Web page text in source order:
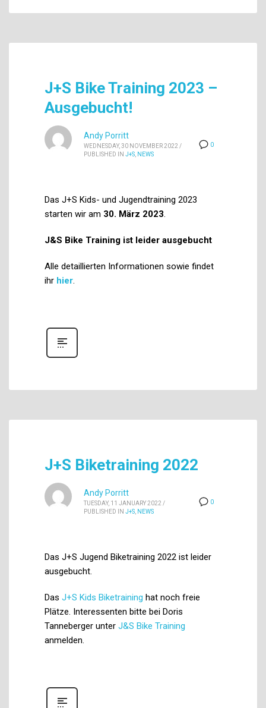
J+S Bike Training 2023 –
Ausgebucht!
0
Andy Porritt
WEDNESDAY, 30 NOVEMBER 2022 /
PUBLISHED IN J+S NEWS
Das J+S Kids- und Jugendtraining 2023
starten wir am 30. März 2023
J&S Bike Training ist leider ausgebucht
Alle detaillierten Informationen sowie findet
ihr hier
J+S Biketraining 2022
0
Andy Porritt
TUESDAY, 11 JANUARY 2022 /
PUBLISHED IN J+S NEWS
Das J+S Jugend Biketraining 2022 ist leider
ausgebucht.
Das J+S Kids Biketraining hat noch freie
Plätze. Interessenten bitte bei Doris
Tanneberger unter J&S Bike Training
anmelden.